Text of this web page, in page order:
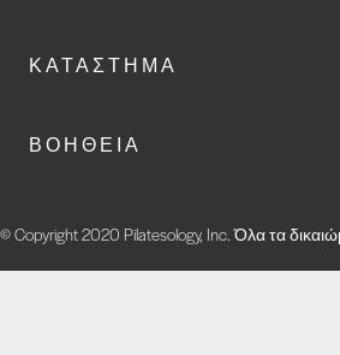
ΚΑΤΆΣΤΗΜΑ
ΒΟΉΘΕΙΑ
© Copyright 2020 Pilatesology, Inc. Όλα τα